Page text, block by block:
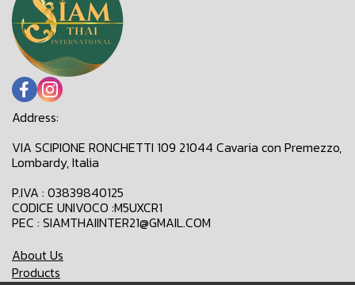
Address:
VIA SCIPIONE RONCHETTI 109 21044 Cavaria con Premezzo,
Lombardy, Italia
P.IVA : 03839840125
CODICE UNIVOCO :M5UXCR1
PEC : SIAMTHAIINTER21@GMAIL.COM
About Us
Products